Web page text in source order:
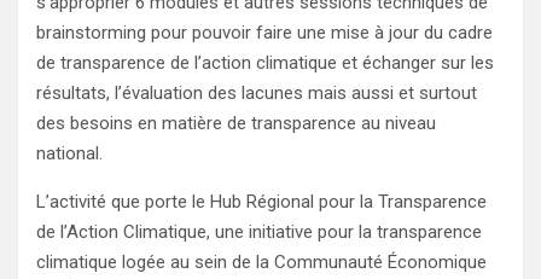
brainstorming pour pouvoir faire une mise à jour du cadre
de transparence de l’action climatique et échanger sur les
résultats, l’évaluation des lacunes mais aussi et surtout
des besoins en matière de transparence au niveau
national.
L’activité que porte le Hub Régional pour la Transparence
de l’Action Climatique, une initiative pour la transparence
climatique logée au sein de la Communauté Économique